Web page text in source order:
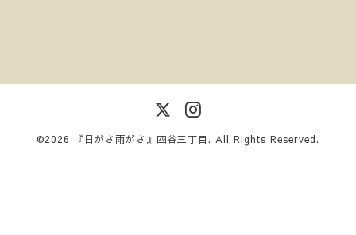
©2026 『日がさ雨がさ』四谷三丁目. All Rights Reserved.